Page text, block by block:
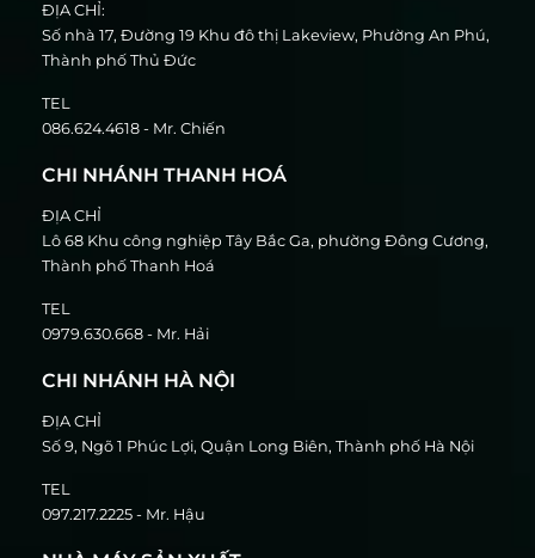
ĐỊA CHỈ:
Số nhà 17, Đường 19 Khu đô thị Lakeview, Phường An Phú,
Thành phố Thủ Đức
TEL
086.624.4618 - Mr. Chiến
CHI NHÁNH THANH HOÁ
ĐỊA CHỈ
Lô 68 Khu công nghiệp Tây Bắc Ga, phường Đông Cương,
Thành phố Thanh Hoá
TEL
0979.630.668 - Mr. Hải
CHI NHÁNH HÀ NỘI
ĐỊA CHỈ
Số 9, Ngõ 1 Phúc Lợi, Quận Long Biên, Thành phố Hà Nội
TEL
097.217.2225 - Mr. Hậu